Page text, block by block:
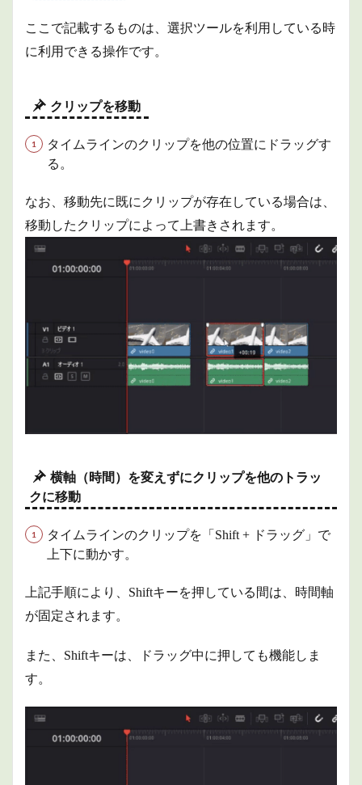
1.2.5
メディ
アプー
クリッ
プをタ
インに
2
素材
の扱
の読
み込
み
プー
ップ
操作
表示サ
イズの
変更
2.2.2
プレビ
2.2.3
ームの
2.3
ここで記載するものは、選択ツールを利用している時
に利用できる操作です。
クリップを移動
タイムラインのクリップを他の位置にドラッグす
る。
なお、移動先に既にクリップが存在している場合は、
移動したクリップによって上書きされます。
横軸（時間）を変えずにクリップを他のトラッ
クに移動
タイムラインのクリップを「Shift + ドラッグ」で
上下に動かす。
上記手順により、Shiftキーを押している間は、時間軸
が固定されます。
また、Shiftキーは、ドラッグ中に押しても機能しま
す。